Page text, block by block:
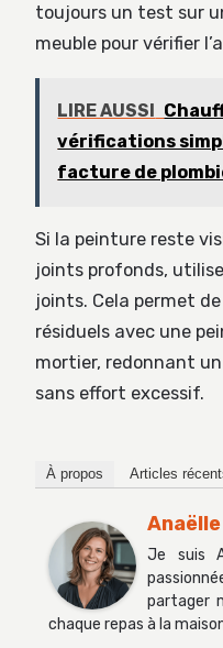
toujours un test sur
meuble pour vérifier
LIRE AUSSI
vérifications
facture de
Si la peinture reste
joints profonds,
joints. Cela permet
résiduels avec une
mortier, redonnant
sans effort excessif.
À propos Articles
Je suis
partager
chaque repas à la